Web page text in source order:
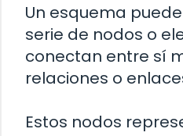
Un esquema
serie de nodos o
conectan entre sí
relaciones o
Estos nodos